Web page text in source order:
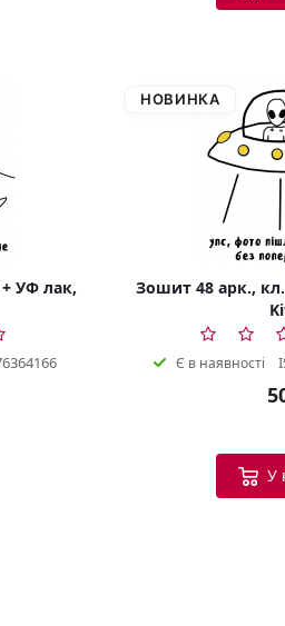
УФ лак,
НОВИНКА
Зошит 48 арк.,
Є в наявності
У